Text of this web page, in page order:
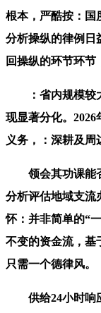
根本，严酷按：国
分析操纵的律例日
回操纵的环节环节
：省内规模较大
现显著分化。
义务，：深耕及周
领会其功课能否
分析评估地域支流
怀：并非简单的“
不变的资金流，基
只需一个德律风。
供给24小时响应